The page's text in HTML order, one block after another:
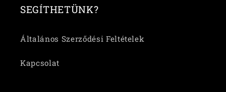
SEGÍTHETÜNK?
Általános Szerződési Feltételek
Kapcsolat